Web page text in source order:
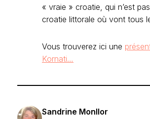
« vraie » croatie, qui n’est
croatie littorale où vont tous
Vous trouverez ici une
Kornati…
Sandrine Monllor